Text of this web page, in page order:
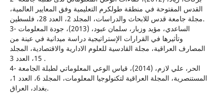
القدس المفتوحة في منطقة طولكرم التعليمية وفق المعايير العالمية،
مجلة جامعة قدس للابحاث والدراسات، المجلد 2، العدد 28، فلسطين.
3- الساعدي، مؤيد وزبار، سلمان عبود، (2013)، جودة المعلومات
وتأثيرها في القرارات الإستراتيجية دراسة ميدانية في عينة من
المصارف العراقية، مجلة القادسية للعلوم الادارية والاقتصادية، المجلد
15، العدد 3 .
4- الحر، علي لازم، (2014)، قياس الوعي المعلوماتي لطبلة الجامعة
المستنصرية، المجلة العراقية لتكنولوجيا المعلومات، المجلد 6، العدد 1،
بغداد، العراق.